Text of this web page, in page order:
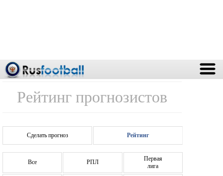
Рейтинг прогнозистов
Сделать прогноз Рейтинг
Все РПЛ
Первая
лига